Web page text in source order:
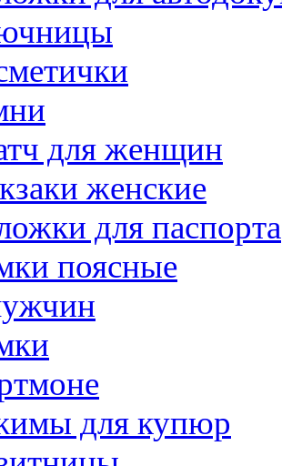
для женщин
женские
для паспорта
поясные
для купюр